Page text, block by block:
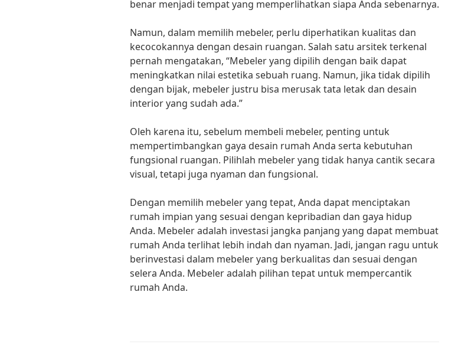
benar menjadi tempat yang memperlihatkan siapa Anda sebenarnya.
Namun, dalam memilih mebeler, perlu diperhatikan kualitas dan
kecocokannya dengan desain ruangan. Salah satu arsitek terkenal
pernah mengatakan, “Mebeler yang dipilih dengan baik dapat
meningkatkan nilai estetika sebuah ruang. Namun, jika tidak dipilih
dengan bijak, mebeler justru bisa merusak tata letak dan desain
interior yang sudah ada.”
Oleh karena itu, sebelum membeli mebeler, penting untuk
mempertimbangkan gaya desain rumah Anda serta kebutuhan
fungsional ruangan. Pilihlah mebeler yang tidak hanya cantik secara
visual, tetapi juga nyaman dan fungsional.
Dengan memilih mebeler yang tepat, Anda dapat menciptakan
rumah impian yang sesuai dengan kepribadian dan gaya hidup
Anda. Mebeler adalah investasi jangka panjang yang dapat membuat
rumah Anda terlihat lebih indah dan nyaman. Jadi, jangan ragu untuk
berinvestasi dalam mebeler yang berkualitas dan sesuai dengan
selera Anda. Mebeler adalah pilihan tepat untuk mempercantik
rumah Anda.